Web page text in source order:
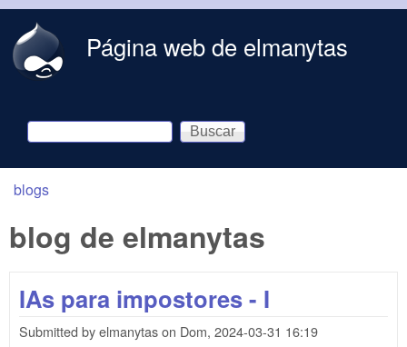
Página web de elmanytas
Formulario de búsqueda
Buscar
You are here
blogs
blog de elmanytas
IAs para impostores - I
Submitted byelmanytason Dom, 2024-03-31 16:19